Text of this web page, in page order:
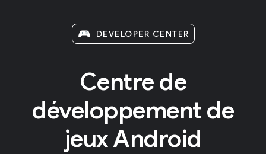
DEVELOPER CENTER
Centre de
développement de
jeux Android